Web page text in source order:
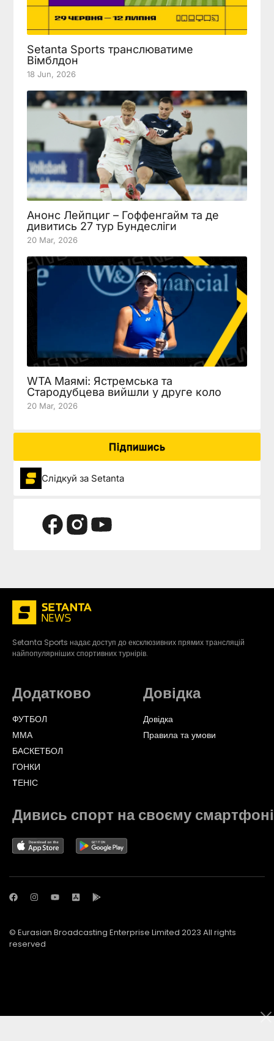
Setanta Sports транслюватиме
Вімблдон
18 Jun, 2026
Анонс Лейпциг – Гоффенгайм та де
дивитись 27 тур Бундесліги
20 Mar, 2026
WTA Маямі: Ястремська та
Стародубцева вийшли у друге коло
20 Mar, 2026
Підпишись
Слідкуй за Setanta
Setanta Sports надає доступ до ексклюзивних прямих трансляцій
найпопулярніших спортивних турнірів.
Додатково
ФУТБОЛ
ММА
БАСКЕТБОЛ
ГОНКИ
TЕНІС
Довідка
Довідка
Правила та умови
Дивись спорт на своєму смартфоні
© Eurasian Broadcasting Enterprise Limited 2023 All rights
reserved